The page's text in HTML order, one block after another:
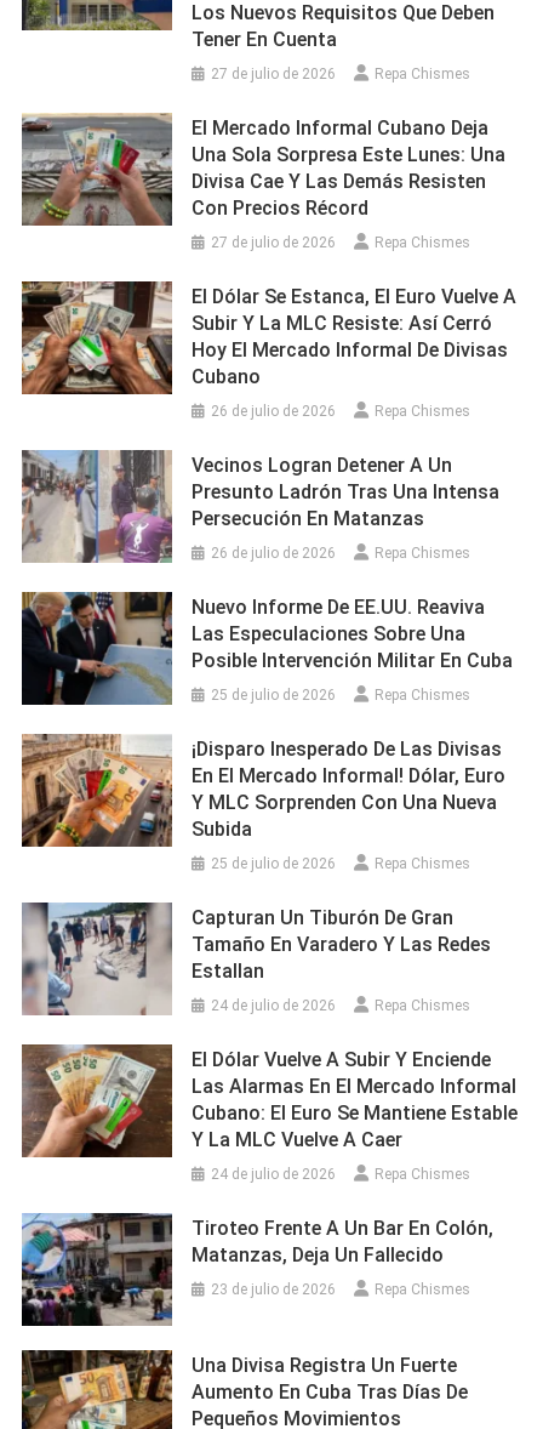
Los Nuevos Requisitos Que Deben
Tener En Cuenta
27 de julio de 2026 Repa Chismes
El Mercado Informal Cubano Deja
Una Sola Sorpresa Este Lunes: Una
Divisa Cae Y Las Demás Resisten
Con Precios Récord
27 de julio de 2026 Repa Chismes
El Dólar Se Estanca, El Euro Vuelve A
Subir Y La MLC Resiste: Así Cerró
Hoy El Mercado Informal De Divisas
Cubano
26 de julio de 2026 Repa Chismes
Vecinos Logran Detener A Un
Presunto Ladrón Tras Una Intensa
Persecución En Matanzas
26 de julio de 2026 Repa Chismes
Nuevo Informe De EE.UU. Reaviva
Las Especulaciones Sobre Una
Posible Intervención Militar En Cuba
25 de julio de 2026 Repa Chismes
¡Disparo Inesperado De Las Divisas
En El Mercado Informal! Dólar, Euro
Y MLC Sorprenden Con Una Nueva
Subida
25 de julio de 2026 Repa Chismes
Capturan Un Tiburón De Gran
Tamaño En Varadero Y Las Redes
Estallan
24 de julio de 2026 Repa Chismes
El Dólar Vuelve A Subir Y Enciende
Las Alarmas En El Mercado Informal
Cubano: El Euro Se Mantiene Estable
Y La MLC Vuelve A Caer
24 de julio de 2026 Repa Chismes
Tiroteo Frente A Un Bar En Colón,
Matanzas, Deja Un Fallecido
23 de julio de 2026 Repa Chismes
Una Divisa Registra Un Fuerte
Aumento En Cuba Tras Días De
Pequeños Movimientos